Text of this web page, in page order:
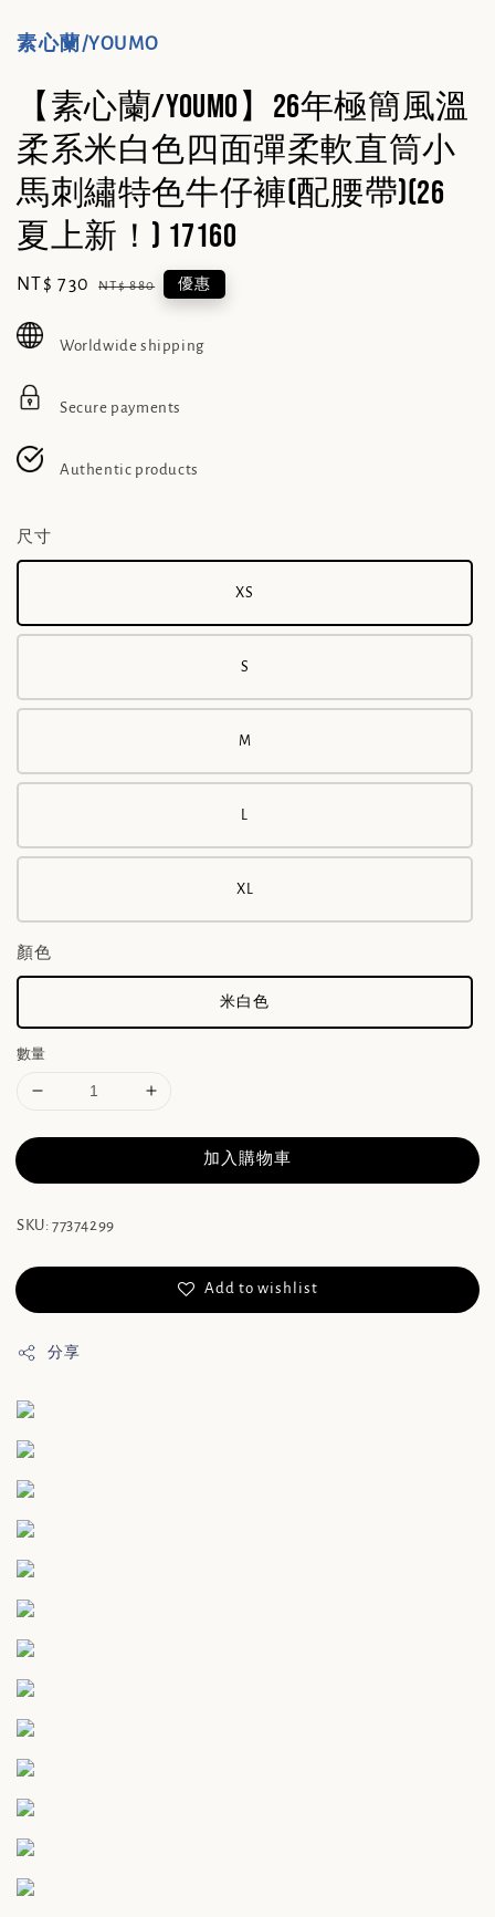
素心蘭/YOUMO
【素心蘭/YOUMO】26年極簡風溫
柔系米白色四面彈柔軟直筒小
馬刺繡特色牛仔褲(配腰帶)(26
夏上新！) 17160
Sale
NT$ 730 Regular
NT$ 880 優惠
Worldwide shipping
Secure payments
Authentic products
尺寸
XS
S
M
XL
顏色
米白色
數量
加入購物車
SKU: 77374299
Add to wishlist
分享